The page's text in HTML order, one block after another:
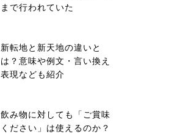
まで行われていた
新転地と新天地の違いと
は？意味や例文・言い換え
表現なども紹介
飲み物に対しても「ご賞味
ください」は使えるのか？